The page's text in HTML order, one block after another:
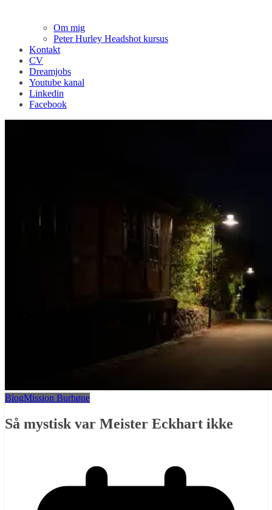
Om mig
Peter Hurley Headshot kursus
Kontakt
CV
Dreamjobs
Youtube kanal
Linkedin
Facebook
BlogMission Burhøne
Så mystisk var Meister Eckhart ikke